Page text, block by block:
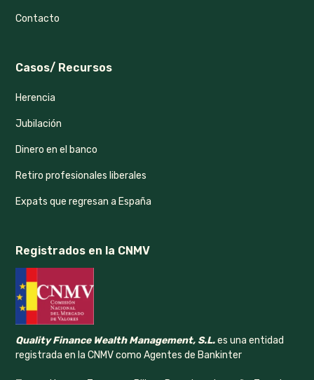
Contacto
Casos/ Recursos
Herencia
Jubilación
Dinero en el banco
Retiro profesionales liberales
Expats que regresan a España
Registrados en la CNMV
Quality Finance Wealth Management, S.L.es una entidad
registrada en la CNMV como Agentes de Bankinter